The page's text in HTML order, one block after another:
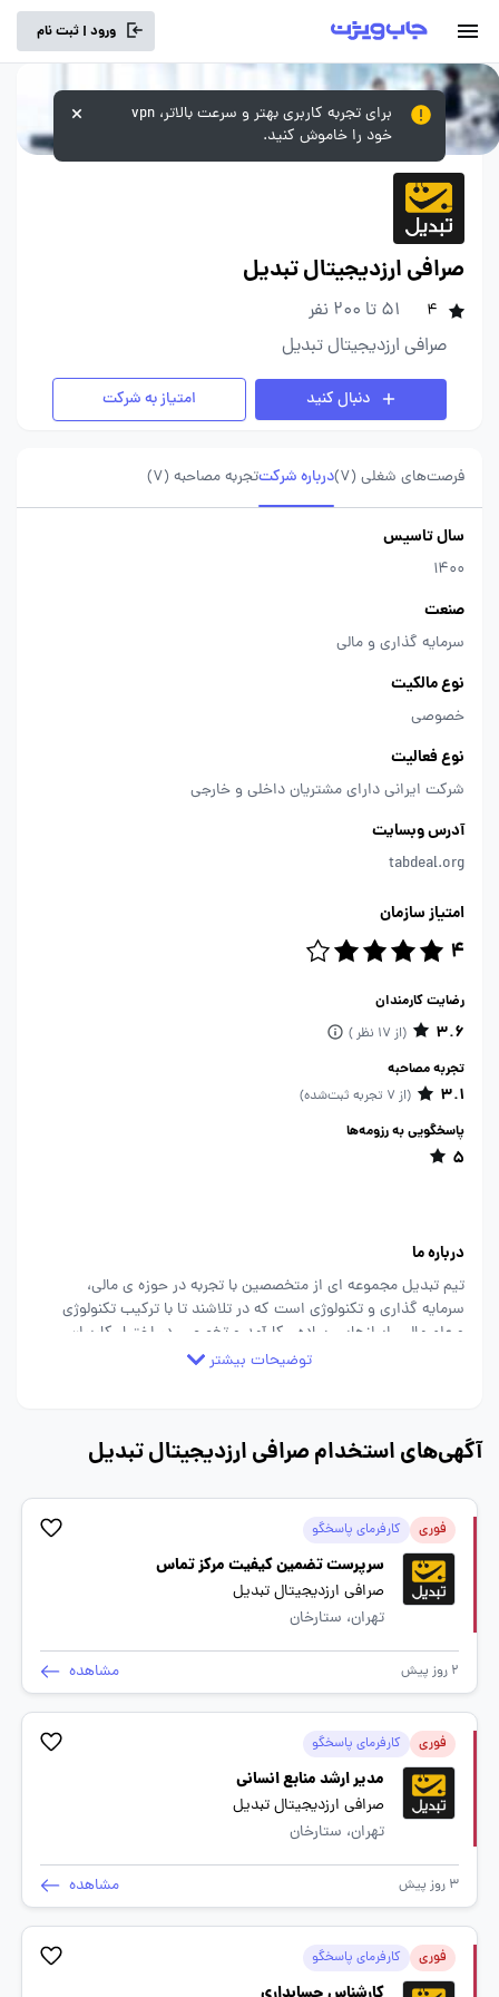
ورود | ثبت نام
صرافی ارزدیجیتال تبدیل
4
51 تا 200 نفر
صرافی ارزدیجیتال تبدیل
دنبال کنید امتیاز به شرکت
فرصت‌های شغلی (7) درباره شرکتتجربه مصاحبه (7)
سال تاسیس
1400
صنعت
سرمایه گذاری و مالی
نوع مالکیت
خصوصی
نوع فعالیت
شرکت ایرانی دارای مشتریان داخلی و خارجی
آدرس وبسایت
tabdeal.org
امتیاز سازمان
4
رضایت کارمندان
3.6 (از 17 نظر )
تجربه مصاحبه
3.1 (از 7 تجربه ثبت‌شده)
پاسخگویی به رزومه‌ها
5
درباره ما
تیم تبدیل مجموعه ای از متخصصین با تجربه در حوزه ی مالی،
سرمایه گذاری و تکنولوژی است که در تلاشند تا با ترکیب تکنولوژی
و علم مالی، ابرازهایی ساده ، کارآمد و تخصصی در اختیار کاربران
خود قرار دهند تا افراد، با هر سطح دانش و تجربه ای بتوانند دغدغه
توضیحات بیشتر
آگهی‌های استخدام صرافی ارزدیجیتال تبدیل
فوری کارفرمای پاسخگو
سرپرست تضمین کیفیت مرکز تماس
صرافی ارزدیجیتال تبدیل
تهران، ستارخان
2 روز پیش مشاهده
فوری کارفرمای پاسخگو
مدیر ارشد منابع انسانی
صرافی ارزدیجیتال تبدیل
تهران، ستارخان
3 روز پیش مشاهده
فوری کارفرمای پاسخگو
برای تجربه کاربری بهتر و سرعت بالاتر، vpn
خود را خاموش کنید.